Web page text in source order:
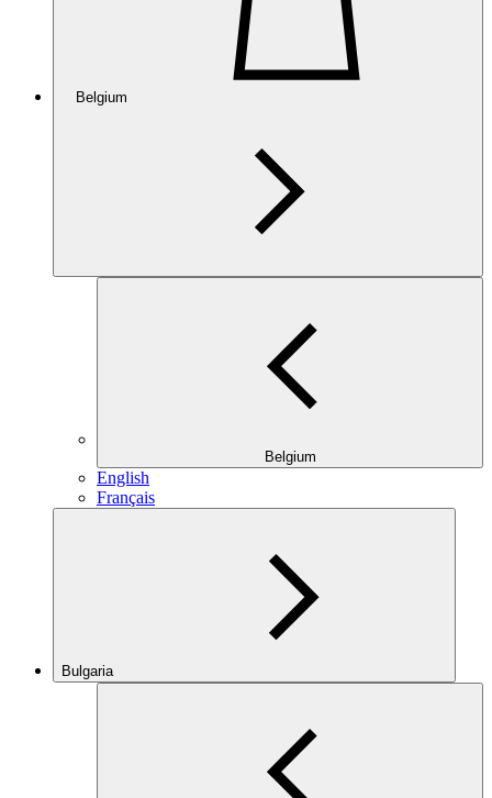
Belgium
Belgium
English
Français
Bulgaria